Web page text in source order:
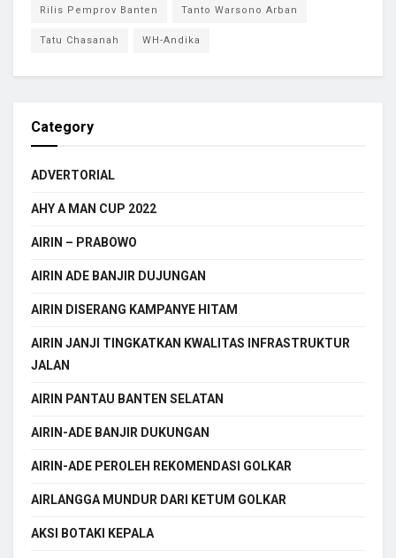
Rilis Pemprov Banten Tanto Warsono Arban
Tatu Chasanah WH-Andika
Category
ADVERTORIAL
AHY A MAN CUP 2022
AIRIN – PRABOWO
AIRIN ADE BANJIR DUJUNGAN
AIRIN DISERANG KAMPANYE HITAM
AIRIN JANJI TINGKATKAN KWALITAS INFRASTRUKTUR
JALAN
AIRIN PANTAU BANTEN SELATAN
AIRIN-ADE BANJIR DUKUNGAN
AIRIN-ADE PEROLEH REKOMENDASI GOLKAR
AIRLANGGA MUNDUR DARI KETUM GOLKAR
AKSI BOTAKI KEPALA